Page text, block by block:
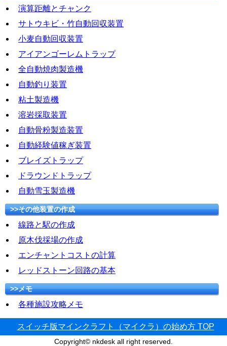
演算距離とチャンク
サトウキビ・竹自動回収装置
小麦自動回収装置
アイアンゴーレムトラップ
全自動焼肉製造機
自動釣り装置
粘土製造機
溶岩採取装置
自動骨粉製造装置
自動経験値稼ぎ装置
ブレイズトラップ
ドラウンドトラップ
自動雪玉製造機
>>その他装置の作成
線路と駅の作成
原木伐採場の作成
エンチャントコストの計算
レッドストーン回路の基本
>>メモ
各種施設攻略メモ
スイッチ版マインクラフト（マイクラ）の始め方 TOP
Copyright© nkdesk all right reserved.